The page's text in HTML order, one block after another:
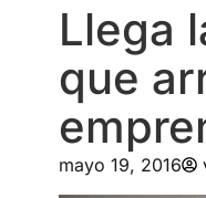
Llega
que
mayo 19, 2016